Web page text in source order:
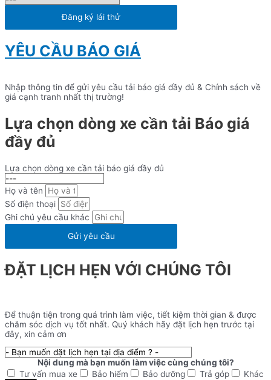
Đăng ký lái thử
YÊU CẦU BÁO GIÁ
Nhập thông tin để gửi yêu cầu tải báo giá đầy đủ & Chính sách về
giá cạnh tranh nhất thị trường!
Lựa chọn dòng xe cần tải Báo giá
đầy đủ
Lựa chọn dòng xe cần tải báo giá đầy đủ
Họ và tên
Số điện thoại
Ghi chú yêu cầu khác
Gửi yêu cầu
ĐẶT LỊCH HẸN VỚI CHÚNG TÔI
Để thuận tiện trong quá trình làm việc, tiết kiệm thời gian & được
chăm sóc dịch vụ tốt nhất. Quý khách hãy đặt lịch hẹn trước tại
đây, xin cảm ơn
Nội dung mà bạn muốn làm việc cùng chúng tôi?
Tư vấn mua xe
Bảo hiểm Bảo dưỡng Trả góp Khác